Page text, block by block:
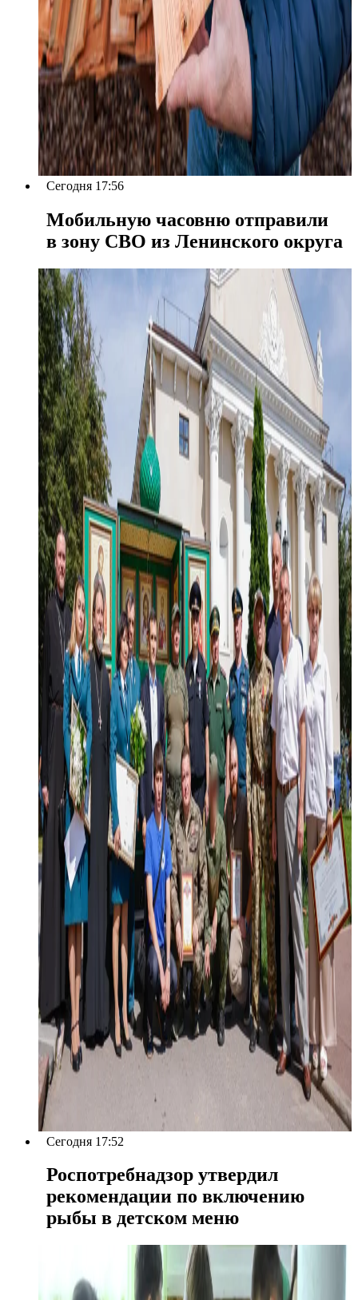
Сегодня 17:56
Мобильную часовню отправили
в зону СВО из Ленинского округа
Сегодня 17:52
Роспотребнадзор утвердил
рекомендации по включению
рыбы в детском меню